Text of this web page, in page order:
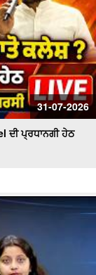
31-07-2026
ਦੀ ਪ੍ਰਧਾਨਗੀ ਹੇਠ